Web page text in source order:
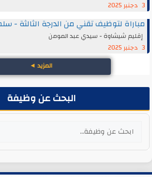
مباراة لتوظيف تقني من الدرجة الثالثة - سلم 9
إقليم شيشاوة - سيدي عبد المومن
المزيد◄
البحث عن وظيفة